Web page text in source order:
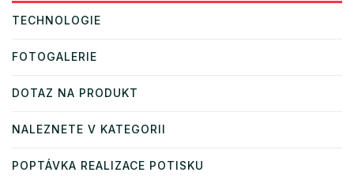
TECHNOLOGIE
FOTOGALERIE
DOTAZ NA PRODUKT
NALEZNETE V KATEGORII
POPTÁVKA REALIZACE POTISKU